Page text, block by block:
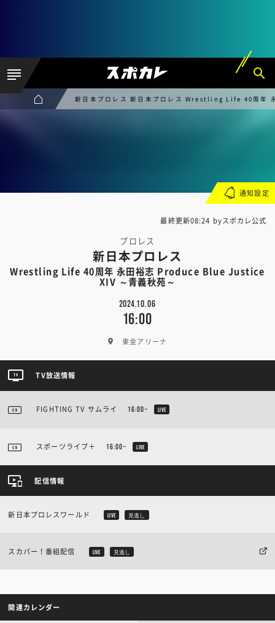
新日本プロレス 新日本プロレス Wrestling Life 40周
最終更新08:24 byスポカレ公式
プロレス
新日本プロレス
Wrestling Life 40周年 永田裕志 Produce Blue Justice
XIV ～青義秋苑～
2024.10.06
16:00
東金アリーナ
通知設定
TV放送情報
FIGHTING TV サムライ 16:00~ LIVE
スポーツライブ＋ 16:00~ LIVE
配信情報
新日本プロレスワールド LIVE 見逃し
スカパー！番組配信 LIVE 見逃し
関連カレンダー